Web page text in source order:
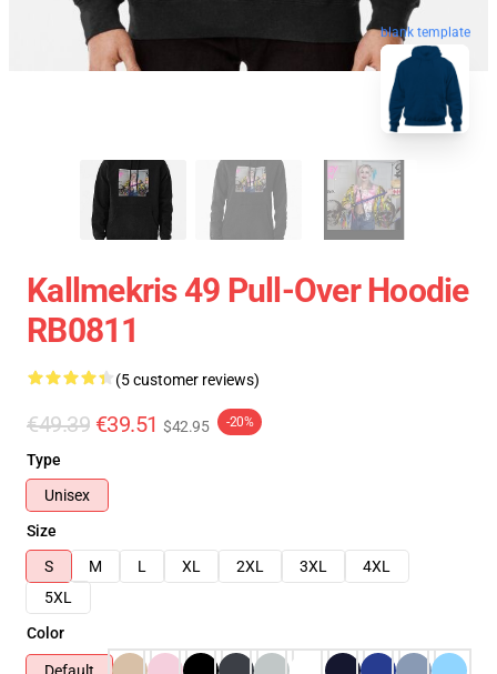
blank template
Kallmekris 49 Pull-Over Hoodie
RB0811
(5 customer reviews)
€49.39 €39.51 $42.95 -20%
Type
Unisex
Size
S
M L XL 2XL 3XL
4XL
5XL
Color